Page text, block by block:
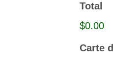
Total
$0.00
Carte